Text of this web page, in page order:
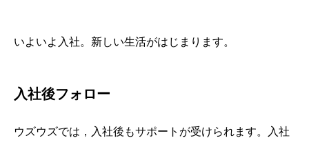
いよいよ入社。新しい生活がはじまります。
入社後フォロー
ウズウズでは，入社後もサポートが受けられます。入社